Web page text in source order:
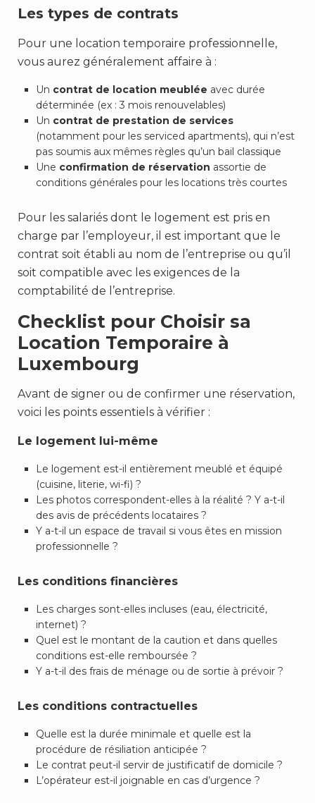
Les types de contrats
Pour une location temporaire professionnelle,
vous aurez généralement affaire à :
Un contrat de location meublée avec durée
déterminée (ex : 3 mois renouvelables)
Un contrat de prestation de services
(notamment pour les serviced apartments), qui n’est
pas soumis aux mêmes règles qu’un bail classique
Une confirmation de réservation assortie de
conditions générales pour les locations très courtes
Pour les salariés dont le logement est pris en
charge par l’employeur, il est important que le
contrat soit établi au nom de l’entreprise ou qu’il
soit compatible avec les exigences de la
comptabilité de l’entreprise.
Checklist pour Choisir sa
Location Temporaire à
Luxembourg
Avant de signer ou de confirmer une réservation,
voici les points essentiels à vérifier :
Le logement lui-même
Le logement est-il entièrement meublé et équipé
(cuisine, literie, wi-fi) ?
Les photos correspondent-elles à la réalité ? Y a-t-il
des avis de précédents locataires ?
Y a-t-il un espace de travail si vous êtes en mission
professionnelle ?
Les conditions financières
Les charges sont-elles incluses (eau, électricité,
internet) ?
Quel est le montant de la caution et dans quelles
conditions est-elle remboursée ?
Y a-t-il des frais de ménage ou de sortie à prévoir ?
Les conditions contractuelles
Quelle est la durée minimale et quelle est la
procédure de résiliation anticipée ?
Le contrat peut-il servir de justificatif de domicile ?
L’opérateur est-il joignable en cas d’urgence ?